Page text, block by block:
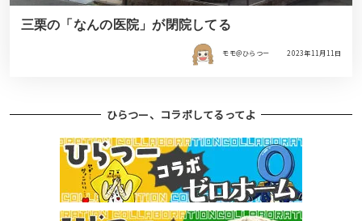
三栗の「なんの医院」が閉院してる
モモ＠ひらつー 2023年11月11日
ひらつー、コラボしてるってよ